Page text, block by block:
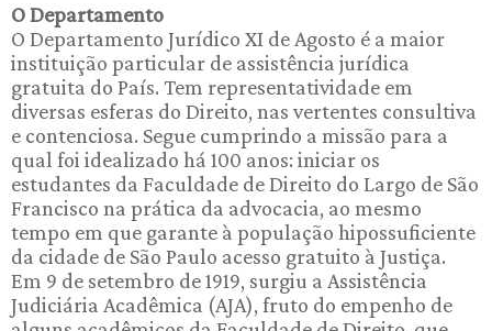
O Departamento
O Departamento Jurídico XI de Agosto é a maior
instituição particular de assistência jurídica
gratuita do País. Tem representatividade em
diversas esferas do Direito, nas vertentes consultiva
e contenciosa. Segue cumprindo a missão para a
qual foi idealizado há 100 anos: iniciar os
estudantes da Faculdade de Direito do Largo de São
Francisco na prática da advocacia, ao mesmo
tempo em que garante à população hipossuficiente
da cidade de São Paulo acesso gratuito à Justiça.
Em 9 de setembro de 1919, surgiu a Assistência
Judiciária Acadêmica (AJA), fruto do empenho de